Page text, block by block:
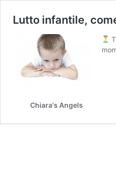
Lutto infantile,
Chiara's Angels